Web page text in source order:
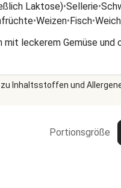
Laktose)•Sellerie•
•Weizen•Fisch•
leckerem Gemüse und
Inhaltsstoffen und
Portionsgröße